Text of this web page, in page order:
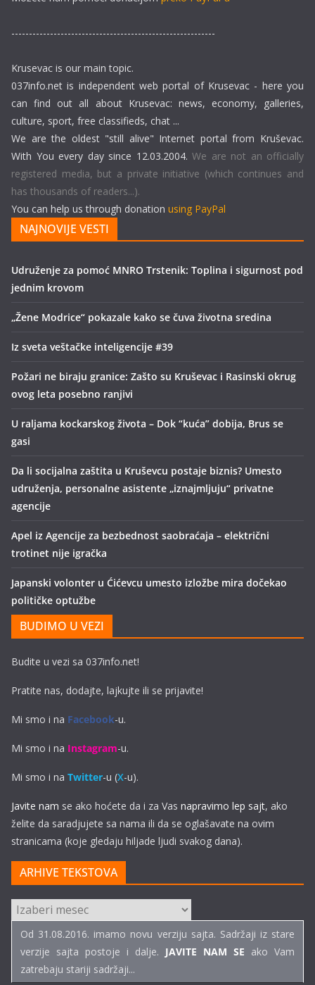
----------------------------------------------------------
Krusevac is our main topic.
037info.net is independent web portal of Krusevac - here you
can find out all about Krusevac: news, economy, galleries,
culture, sport, free classifieds, chat ...
We are the oldest "still alive" Internet portal from Kruševac.
With You every day since 12.03.2004. We are not an officially
registered media, but a private initiative (which continues and
has thousands of readers...).
You can help us through donation using PayPal
NAJNOVIJE VESTI
Udruženje za pomoć MNRO Trstenik: Toplina i sigurnost pod
jednim krovom
„Žene Modrice“ pokazale kako se čuva životna sredina
Iz sveta veštačke inteligencije #39
Požari ne biraju granice: Zašto su Kruševac i Rasinski okrug
ovog leta posebno ranjivi
U raljama kockarskog života – Dok “kuća” dobija, Brus se
gasi
Da li socijalna zaštita u Kruševcu postaje biznis? Umesto
udruženja, personalne asistente „iznajmljuju“ privatne
agencije
Apel iz Agencije za bezbednost saobraćaja – električni
trotinet nije igračka
Japanski volonter u Ćićevcu umesto izložbe mira dočekao
političke optužbe
BUDIMO U VEZI
Budite u vezi sa 037info.net!
Pratite nas, dodajte, lajkujte ili se prijavite!
Mi smo i na Facebook-u.
Mi smo i na Instagram-u.
Mi smo i na Twitter-u (X-u).
Javite nam se ako hoćete da i za Vas napravimo lep sajt, ako
želite da saradjujete sa nama ili da se oglašavate na ovim
stranicama (koje gledaju hiljade ljudi svakog dana).
ARHIVE TEKSTOVA
ARHIVE
TEKSTOVA
Od 31.08.2016. imamo novu verziju sajta. Sadržaji iz stare
verzije sajta postoje i dalje. JAVITE NAM SE ako Vam
zatrebaju stariji sadržaji...